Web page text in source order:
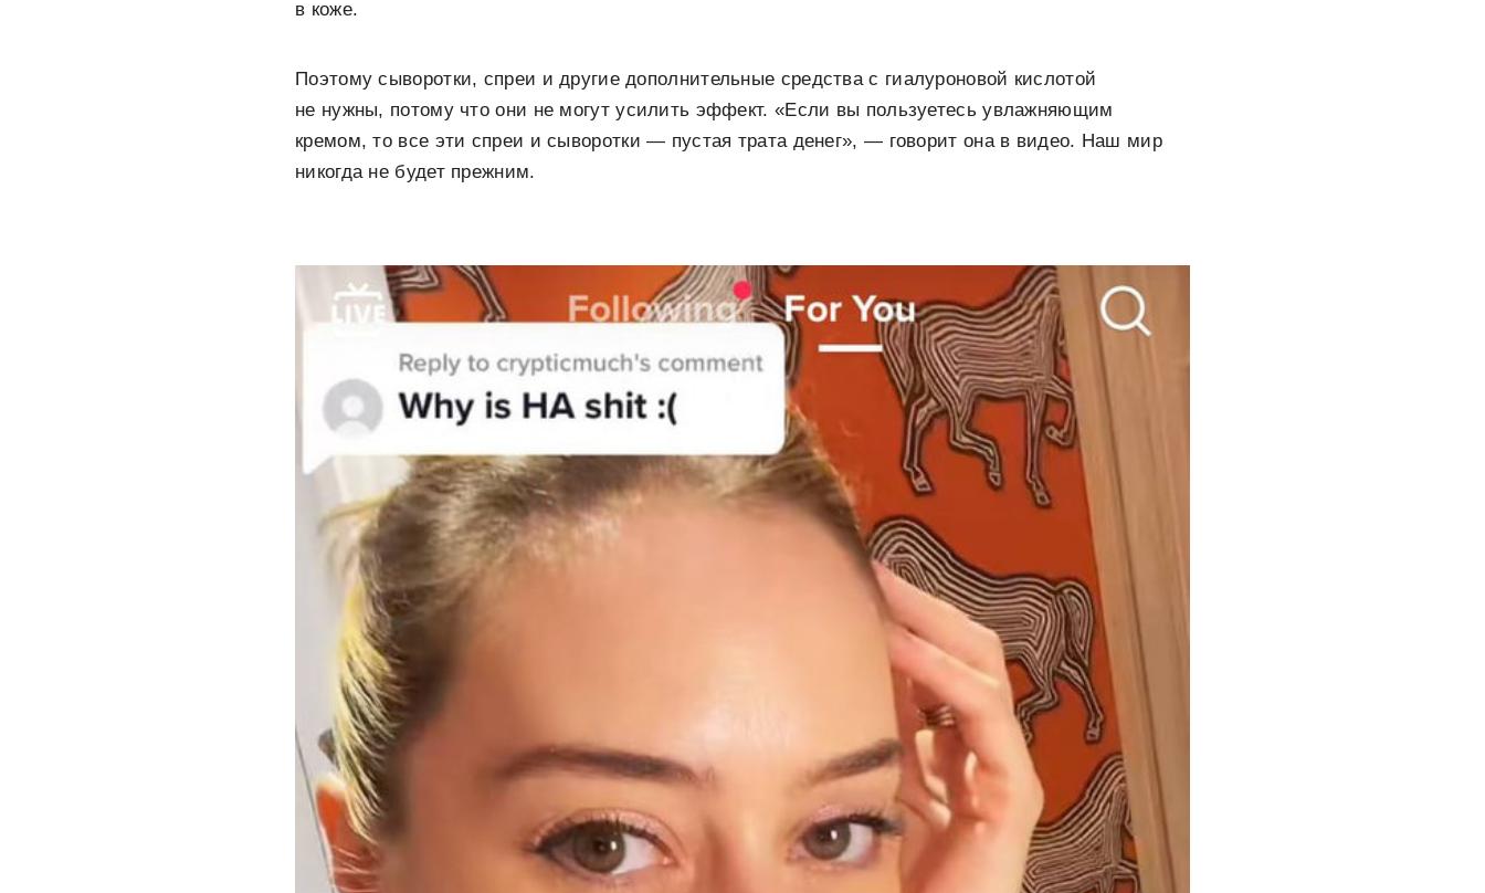
в коже.
Поэтому сыворотки, спреи и другие дополнительные средства с гиалуроновой кислотой
не нужны, потому что они не могут усилить эффект. «Если вы пользуетесь увлажняющим
кремом, то все эти спреи и сыворотки — пустая трата денег», — говорит она в видео. Наш мир
никогда не будет прежним.